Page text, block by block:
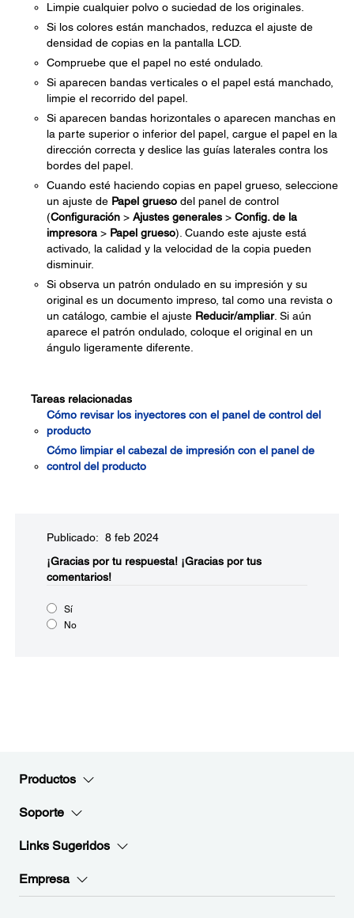
Limpie cualquier polvo o suciedad de los originales.
Si los colores están manchados, reduzca el ajuste de
densidad de copias en la pantalla LCD.
Compruebe que el papel no esté ondulado.
Si aparecen bandas verticales o el papel está manchado,
limpie el recorrido del papel.
Si aparecen bandas horizontales o aparecen manchas en
la parte superior o inferior del papel, cargue el papel en la
dirección correcta y deslice las guías laterales contra los
bordes del papel.
Cuando esté haciendo copias en papel grueso, seleccione
un ajuste de Papel grueso del panel de control
(Configuración > Ajustes generales > Config. de la
impresora > Papel grueso). Cuando este ajuste está
activado, la calidad y la velocidad de la copia pueden
disminuir.
Si observa un patrón ondulado en su impresión y su
original es un documento impreso, tal como una revista o
un catálogo, cambie el ajuste Reducir/ampliar. Si aún
aparece el patrón ondulado, coloque el original en un
ángulo ligeramente diferente.
Tareas relacionadas
Cómo revisar los inyectores con el panel de control del
producto
Cómo limpiar el cabezal de impresión con el panel de
control del producto
Publicado: 8 feb 2024
¡Gracias por tu respuesta! ¡Gracias por tus
comentarios!
Sí
No
Productos
Soporte
Links Sugeridos
Empresa